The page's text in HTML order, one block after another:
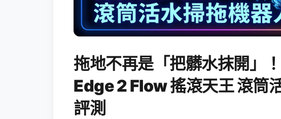
拖地不再是「把髒水抹開」
Edge 2 Flow 搖滾天王 滾筒
評測